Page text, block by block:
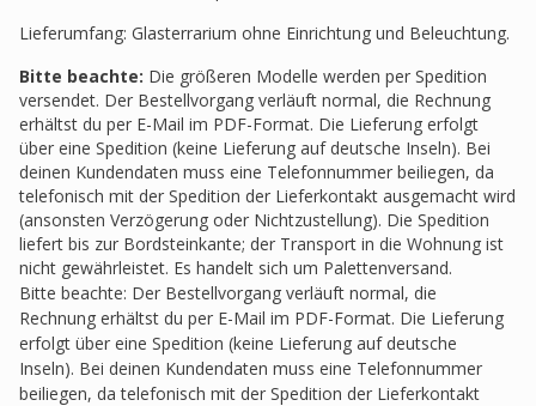
Lieferumfang: Glasterrarium ohne Einrichtung und Beleuchtung.
Bitte beachte: Die größeren Modelle werden per Spedition
versendet. Der Bestellvorgang verläuft normal, die Rechnung
erhältst du per E-Mail im PDF-Format. Die Lieferung erfolgt
über eine Spedition (keine Lieferung auf deutsche Inseln). Bei
deinen Kundendaten muss eine Telefonnummer beiliegen, da
telefonisch mit der Spedition der Lieferkontakt ausgemacht wird
(ansonsten Verzögerung oder Nichtzustellung). Die Spedition
liefert bis zur Bordsteinkante; der Transport in die Wohnung ist
nicht gewährleistet. Es handelt sich um Palettenversand.
Bitte beachte: Der Bestellvorgang verläuft normal, die
Rechnung erhältst du per E-Mail im PDF-Format. Die Lieferung
erfolgt über eine Spedition (keine Lieferung auf deutsche
Inseln). Bei deinen Kundendaten muss eine Telefonnummer
beiliegen, da telefonisch mit der Spedition der Lieferkontakt